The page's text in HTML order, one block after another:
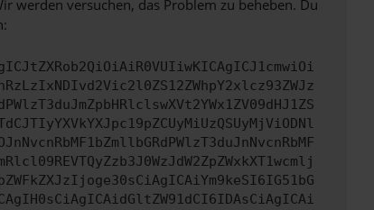
werden versuchen, das Problem zu beheben. Du